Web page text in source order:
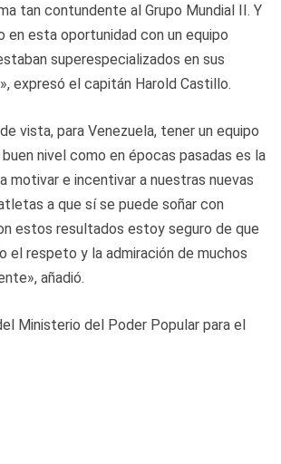
tan contundente al Grupo Mundial II. Y
en esta oportunidad con un equipo
superespecializados en sus
expresó el capitán Harold Castillo.
vista, para Venezuela, tener un equipo
nivel como en épocas pasadas es la
motivar e incentivar a nuestras nuevas
a que sí se puede soñar con
estos resultados estoy seguro de que
el respeto y la admiración de muchos
añadió.
Ministerio del Poder Popular para el